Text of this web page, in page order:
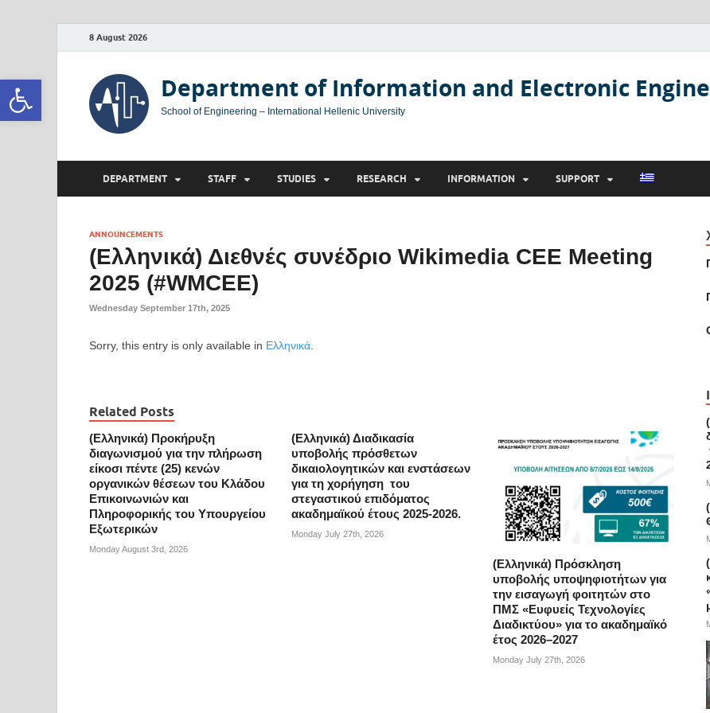
Open toolbar
8 August 2026
Department of Information and Electronic
School of Engineering – International Hellenic University
DEPARTMENT STAFF STUDIES RESEARCH INFORMATION SUPPORT
ANNOUNCEMENTS
(Ελληνικά) Διεθνές συνέδριο Wikimedia CEE Meeting
2025 (#WMCEE)
Wednesday September 17th, 2025
Sorry, this entry is only available in Ελληνικά
Related Posts
(Ελληνικά) Προκήρυξη
διαγωνισμού για την πλήρωση
είκοσι πέντε (25) κενών
οργανικών θέσεων του Κλάδου
Επικοινωνιών και
Πληροφορικής του Υπουργείου
Εξωτερικών
Monday August 3rd, 2026
(Ελληνικά) Διαδικασία
υποβολής πρόσθετων
δικαιολογητικών και ενστάσεων
για τη χορήγηση του
στεγαστικού επιδόματος
ακαδημαϊκού έτους 2025-2026.
Monday July 27th, 2026
(Ελληνικά) Πρόσκληση
υποβολής υποψηφιοτήτων για
την εισαγωγή φοιτητών στο
ΠΜΣ «Ευφυείς Τεχνολογίες
Διαδικτύου» για το ακαδημαϊκό
έτος 2026–2027
Monday July 27th, 2026